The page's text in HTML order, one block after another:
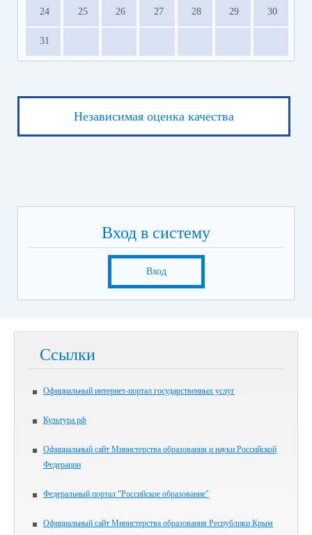
24 25 26 27 28 29 30
31
Независимая оценка качества
Вход в систему
Вход
Ссылки
Официальный интернет-портал государственных услуг
Культура.рф
Официальный сайт Министерства образования и науки Российской
Федерации
Федеральный портал "Российское образование"
Официальный сайт Министерства образования Республики Крым